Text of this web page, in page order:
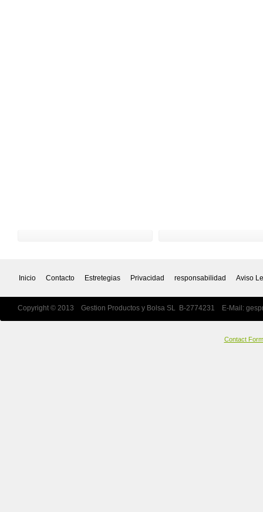
Inicio Contacto Estretegias Privacidad responsabilidad Aviso
Copyright © 2013 Gestion Productos y Bolsa SL B-2774231 E-Mail:
Contact Form